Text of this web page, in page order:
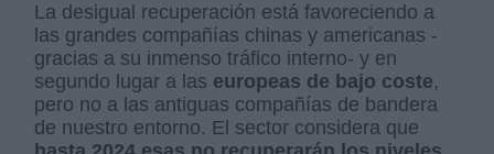
La desigual recuperación está favoreciendo a
las grandes compañías chinas y americanas -
gracias a su inmenso tráfico interno- y en
segundo lugar a las europeas de bajo coste,
pero no a las antiguas compañías de bandera
de nuestro entorno. El sector considera que